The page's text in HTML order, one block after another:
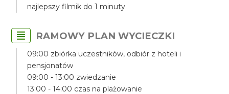
najlepszy filmik do 1 minuty
RAMOWY PLAN WYCIECZKI
09:00 zbiórka uczestników, odbiór z hoteli i
pensjonatów
09:00 - 13:00 zwiedzanie
13:00 - 14:00 czas na plażowanie